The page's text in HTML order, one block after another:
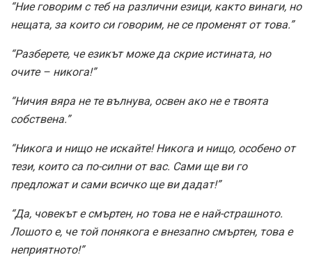
“Ние говорим с теб на различни езици, както винаги, но
нещата, за които си говорим, не се променят от това.”
“Разберете, че езикът може да скрие истината, но
очите – никога!”
“Ничия вяра не те вълнува, освен ако не е твоята
собствена.”
“Никога и нищо не искайте! Никога и нищо, особено от
тези, които са по-силни от вас. Сами ще ви го
предложат и сами всичко ще ви дадат!”
“Да, човекът е смъртен, но това не е най-страшното.
Лошото е, че той понякога е внезапно смъртен, това е
неприятното!”